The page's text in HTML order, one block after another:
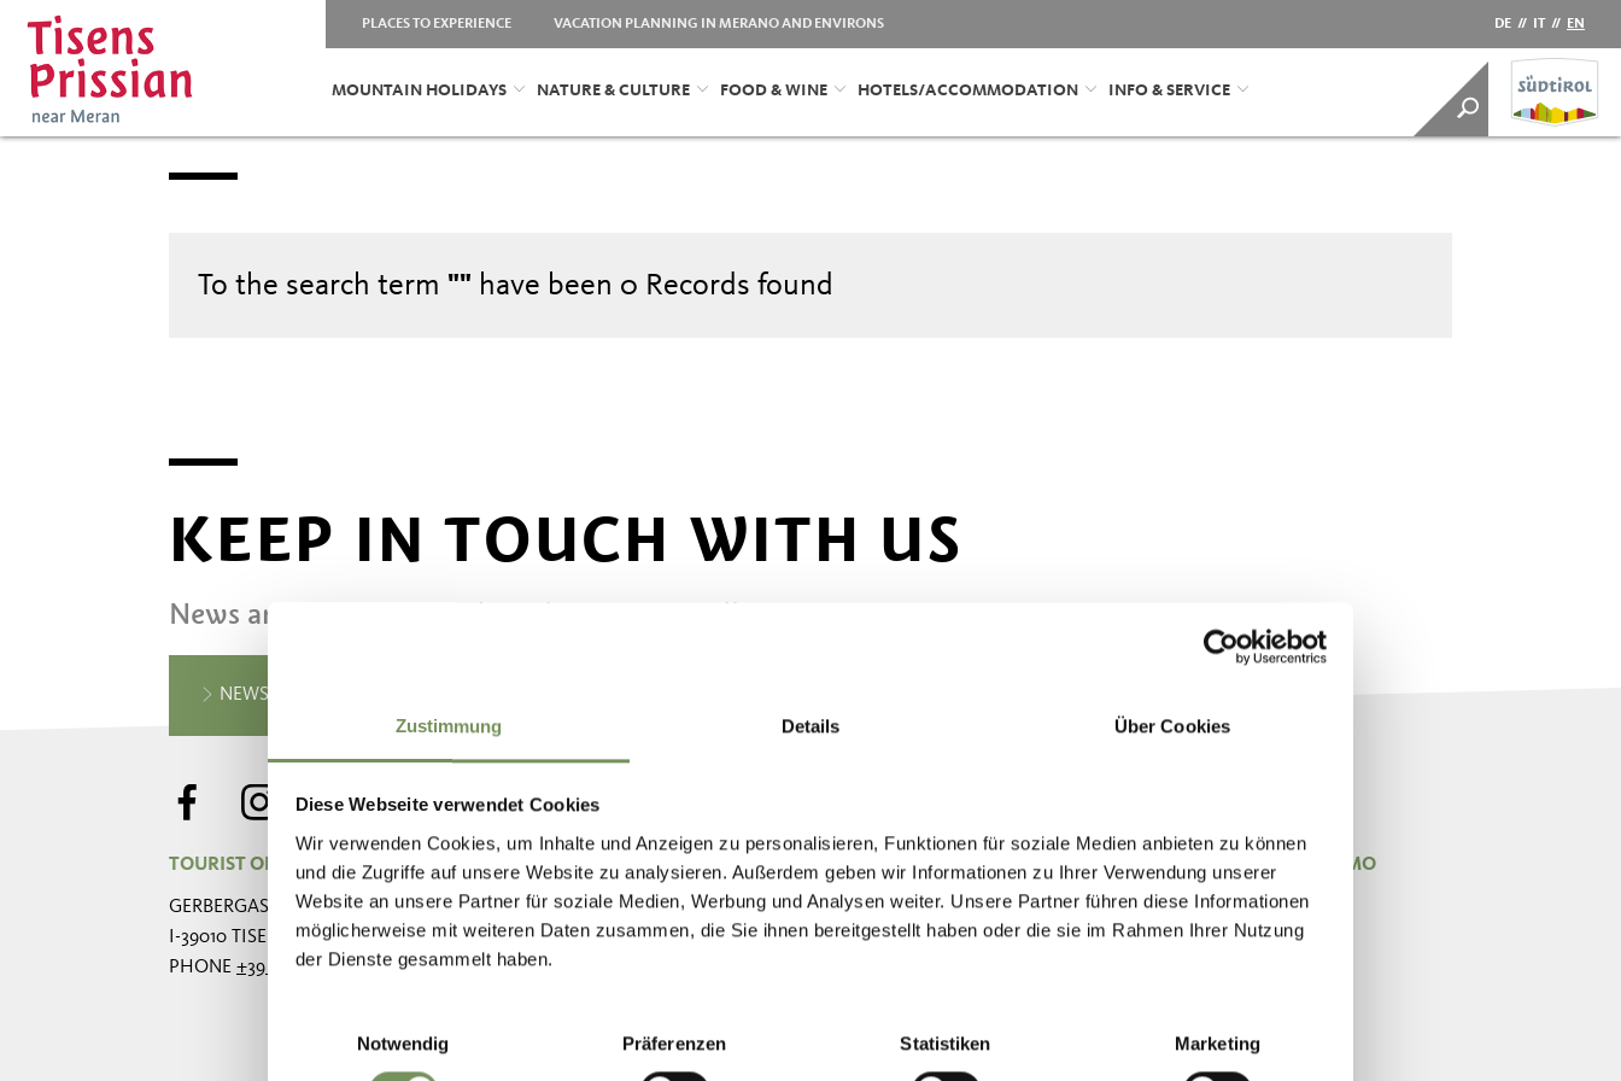
Zustimmung Details Über Cookies
Diese Webseite verwendet Cookies
Wir verwenden Cookies, um Inhalte und Anzeigen zu personalisieren, Funktionen für soziale Medien anbieten zu können
und die Zugriffe auf unsere Website zu analysieren. Außerdem geben wir Informationen zu Ihrer Verwendung unserer
Website an unsere Partner für soziale Medien, Werbung und Analysen weiter. Unsere Partner führen diese Informationen
möglicherweise mit weiteren Daten zusammen, die Sie ihnen bereitgestellt haben oder die sie im Rahmen Ihrer Nutzung
der Dienste gesammelt haben.
Notwendig
Präferenzen Statistiken Marketing
PLACES TO EXPERIENCE VACATION PLANNING IN MERANO AND ENVIRONS DE // IT // EN
MOUNTAIN HOLIDAYS NATURE & CULTURE FOOD & WINE HOTELS/ACCOMMODATION INFO & SERVICE
To the search term "" have been 0 Records found
KEEP IN TOUCH WITH US
News and information directly in your mailbox
NEWSLETTER SIGN UP
TOURIST OFFICE TESIMO - PRISSIANO
GERBERGASSE 1B
I-39010 TISENS/TESIMO
PHONE +39 0473 920 822
OPENING HOURS INFO OFFICE PRISSIANO
EASTER - EARLY NOVEMBER
MON 9 AM - 12AM AND 2 PM - 5 PM
OPENING HOURS INFO OFFICE TESIMO
EASTER - EARLY NOVEMBER
MON-FRI 9 AM - 12 AM